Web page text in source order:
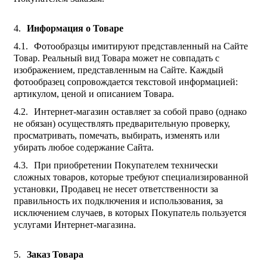
Информация о Товаре
Фотообразцы имитируют представленный на Сайте
Товар. Реальный вид Товара может не совпадать с
изображением, представленным на Сайте. Каждый
фотообразец сопровождается текстовой информацией:
артикулом, ценой и описанием Товара.
Интернет-магазин оставляет за собой право (однако
не обязан) осуществлять предварительную проверку,
просматривать, помечать, выбирать, изменять или
убирать любое содержание Сайта.
При приобретении Покупателем технически
сложных товаров, которые требуют специализированной
установки, Продавец не несет ответственности за
правильность их подключения и использования, за
исключением случаев, в которых Покупатель пользуется
услугами Интернет-магазина.
Заказ Товара